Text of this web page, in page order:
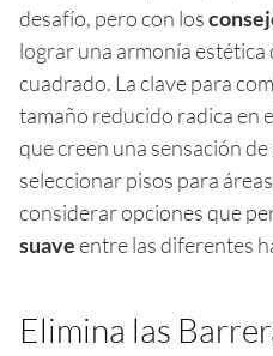
desafío, pero con los
lograr una armonía estética
cuadrado. La clave para
tamaño reducido radica en
que creen una sensación
seleccionar pisos para
considerar opciones que
suaveentre las diferentes
Elimina las